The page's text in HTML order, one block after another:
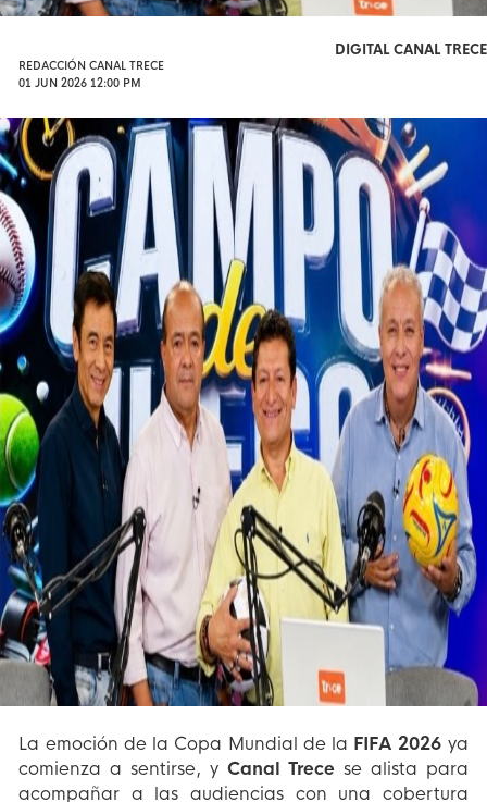
DIGITAL CANAL TRECE
REDACCIÓN CANAL TRECE
01 JUN 2026 12:00 PM
La emoción de la Copa Mundial de la FIFA 2026 ya
comienza a sentirse, y Canal Trece se alista para
acompañar a las audiencias con una cobertura